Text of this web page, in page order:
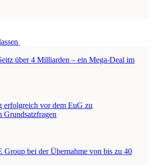
über 4 Milliarden – ein Mega-Deal im
erfolgreich vor dem EuG zu
Grundsatzfragen
Group bei der Übernahme von bis zu 40